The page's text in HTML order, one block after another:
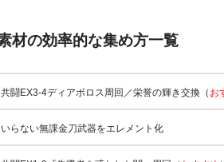
材の効率的な集め方一覧
共闘EX3-4ディアボロス周回／栄誉の輝き交換（ お
いらない無課金刀武器をエレメント化